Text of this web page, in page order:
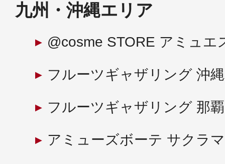
九州・沖縄エリア
@cosme STORE アミュエ
フルーツギャザリング 沖
フルーツギャザリング 那
アミューズボーテ サクラ